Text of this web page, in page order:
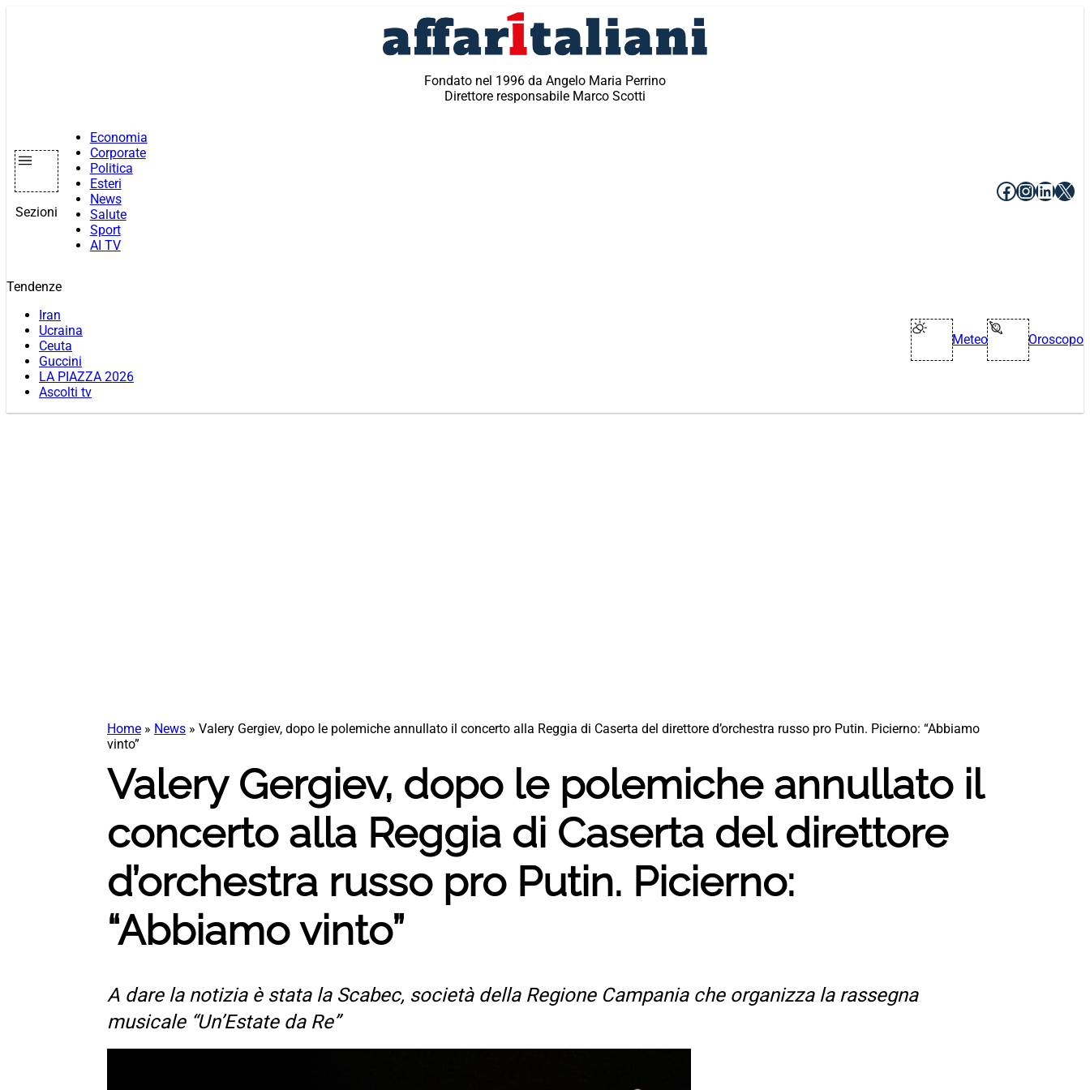
Fondato nel 1996 da Angelo Maria Perrino
Direttore responsabile Marco Scotti
Sezioni
Economia
Corporate
Politica
Esteri
News
Salute
Sport
AI TV
Facebook
X
Tendenze
Iran
Ucraina
Ceuta
Guccini
LA PIAZZA 2026
Ascolti tv
Meteo Oroscopo
Home » News » Valery Gergiev, dopo le polemiche annullato il concerto alla Reggia di Caserta del direttore d’orchestra russo pro Putin. Picierno: “Abbiamo
vinto”
Valery Gergiev, dopo le polemiche annullato il
concerto alla Reggia di Caserta del direttore
d’orchestra russo pro Putin. Picierno:
“Abbiamo vinto”
A dare la notizia è stata la Scabec, società della Regione Campania che organizza la rassegna
musicale “Un’Estate da Re”